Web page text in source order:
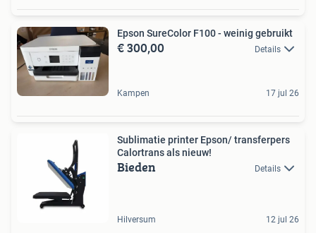
Epson SureColor F100 - weinig gebruikt
€ 300,00 Details
Kampen 17 jul 26
Sublimatie printer Epson/ transferpers
Calortrans als nieuw!
Bieden Details
Hilversum 12 jul 26